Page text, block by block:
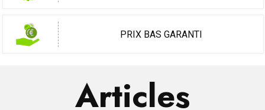
PRIX BAS GARANTI
Articles